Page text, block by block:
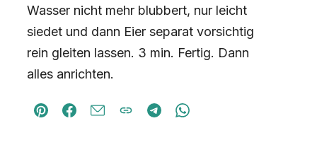
Wasser nicht mehr blubbert, nur leicht
siedet und dann Eier separat vorsichtig
rein gleiten lassen. 3 min. Fertig. Dann
alles anrichten.